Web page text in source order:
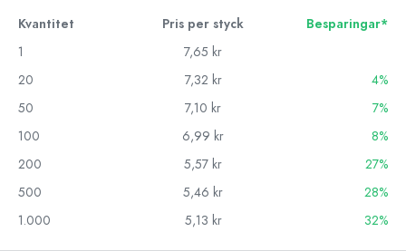
Kvantitet Pris per styck
Besparingar*
1
7,65 kr
20
7,32 kr
4%
50
7,10 kr
7%
100
6,99 kr
8%
200
5,57 kr
27%
500
5,46 kr
28%
1.000
5,13 kr 32%